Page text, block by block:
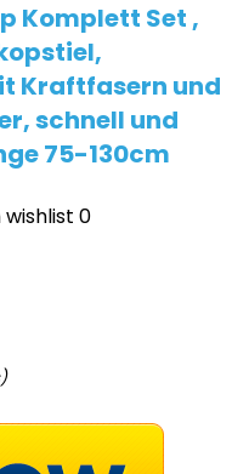
Komplett Set ,
Kraftfasern und
schnell und
75-130cm
0
)